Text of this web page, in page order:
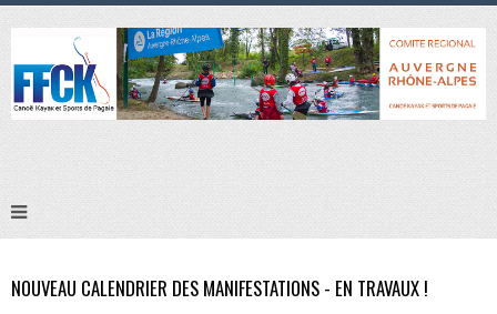
NOUVEAU CALENDRIER DES MANIFESTATIONS - EN TRAVAUX !